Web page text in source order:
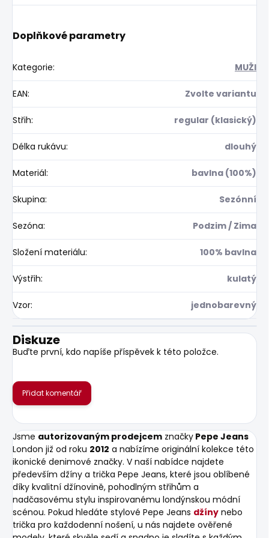
Doplňkové parametry
Kategorie: MUŽI
EAN: Zvolte variantu
Střih: regular (klasický)
Délka rukávu: dlouhý
Materiál: bavlna (100%)
Skupina: Sezónní
Sezóna: Podzim / Zima
Složení materiálu: 100% bavlna
Výstřih: kulatý
Vzor: jednobarevný
Diskuze
Buďte první, kdo napíše příspěvek k této položce.
Přidat komentář
Jsme autorizovaným prodejcem značky Pepe Jeans
London již od roku 2012 a nabízíme originální kolekce této
ikonické denimové značky. V naší nabídce najdete
především džíny a trička Pepe Jeans, které jsou oblíbené
díky kvalitní džínovině, pohodlným střihům a
nadčasovému stylu inspirovanému londýnskou módní
scénou. Pokud hledáte stylové Pepe Jeans džíny nebo
trička pro každodenní nošení, u nás najdete ověřené